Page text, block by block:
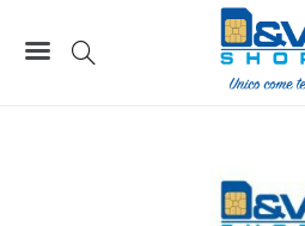
SIM Tim Numero Facile